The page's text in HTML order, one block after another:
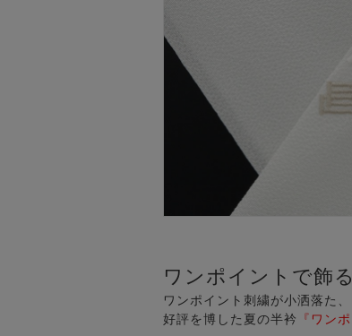
ワンポイントで飾
ワンポイント刺繍が小洒落た
好評を博した夏の半衿
『ワン